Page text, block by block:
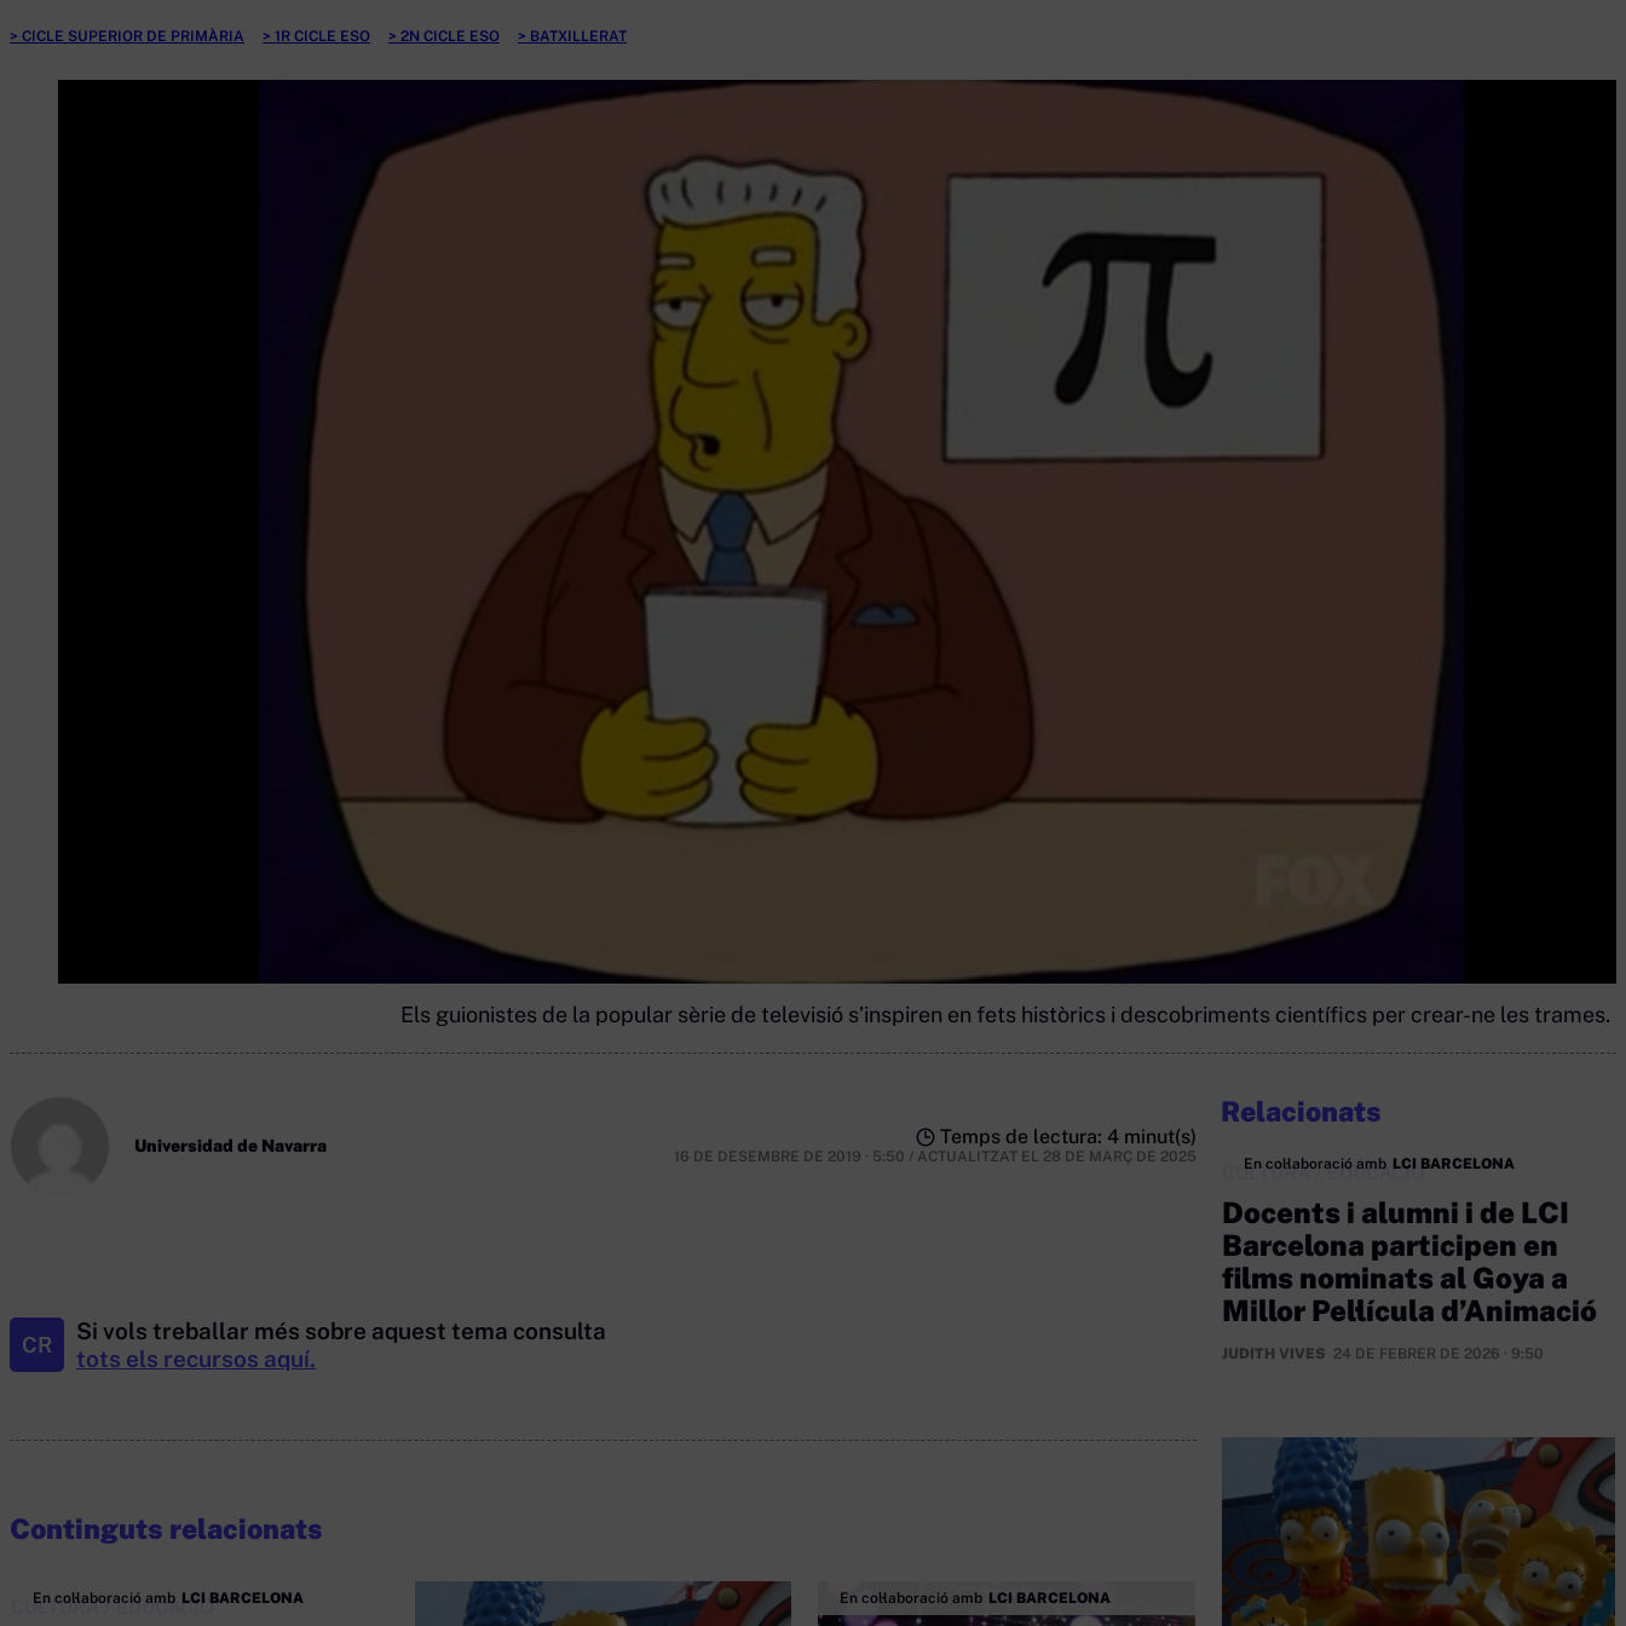
CICLE SUPERIOR DE PRIMÀRIA 1R CICLE ESO 2N CICLE ESO BATXILLERAT
Els guionistes de la popular sèrie de televisió s’inspiren en fets històrics i descobriments científics per crear-ne les trames.
Universidad de Navarra Temps de lectura: 4 minut(s)
16 DE DESEMBRE DE 2019 · 5:50 / ACTUALITZAT EL 28 DE MARÇ DE 2025
CR
Si vols treballar més sobre aquest tema consulta
tots els recursos aquí.
Continguts relacionats
En col·laboració amb LCI BARCELONA
CULTURA/EDUCACIÓ En col·laboració amb LCI BARCELONA
Relacionats
En col·laboració amb LCI BARCELONA
CULTURA/EDUCACIÓ
Docents i alumni i de LCI
Barcelona participen en
films nominats al Goya a
Millor Pel·lícula d’Animació
JUDITH VIVES 24 DE FEBRER DE 2026 · 9:50